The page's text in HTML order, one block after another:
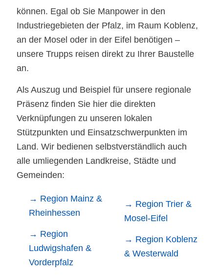
können. Egal ob Sie Manpower in den
Industriegebieten der Pfalz, im Raum Koblenz,
an der Mosel oder in der Eifel benötigen –
unsere Trupps reisen direkt zu Ihrer Baustelle
an.
Als Auszug und Beispiel für unsere regionale
Präsenz finden Sie hier die direkten
Verknüpfungen zu unseren lokalen
Stützpunkten und Einsatzschwerpunkten im
Land. Wir bedienen selbstverständlich auch
alle umliegenden Landkreise, Städte und
Gemeinden:
→ Region Mainz &
Rheinhessen
→ Region
Ludwigshafen &
Vorderpfalz
→ Region Trier &
Mosel-Eifel
→ Region Koblenz
& Westerwald